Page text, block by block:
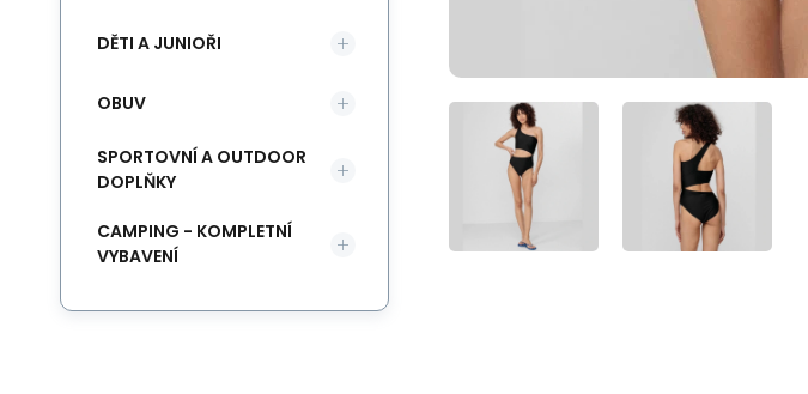
DĚTI A JUNIOŘI
OBUV
SPORTOVNÍ A OUTDOOR
DOPLŇKY
CAMPING - KOMPLETNÍ
VYBAVENÍ